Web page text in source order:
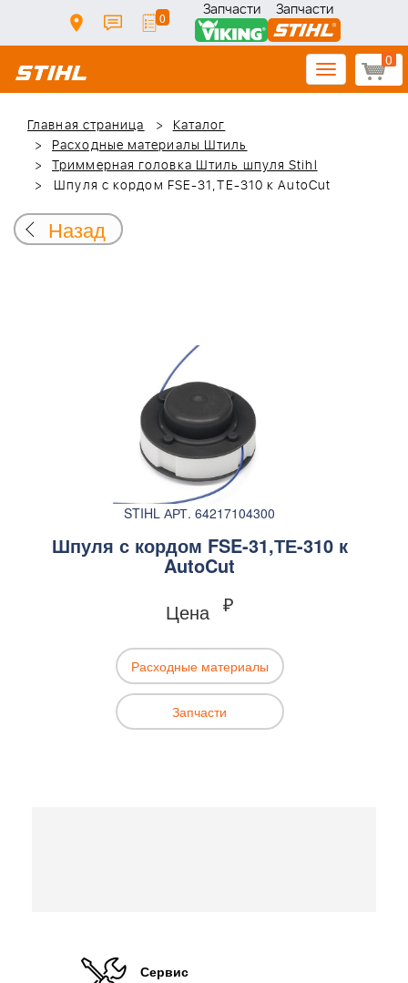
0 Запчасти Запчасти
0
Toggle
navigation
Главная страница
Каталог
Расходные материалы Штиль
Триммерная головка Штиль шпуля Stihl
Шпуля с кордом FSE-31,ТЕ-310 к AutoCut
Назад
STIHL АРТ. 64217104300
Шпуля с кордом FSE-31,ТЕ-310 к
AutoCut
Цена ₽
Расходные материалы
Запчасти
Сервис